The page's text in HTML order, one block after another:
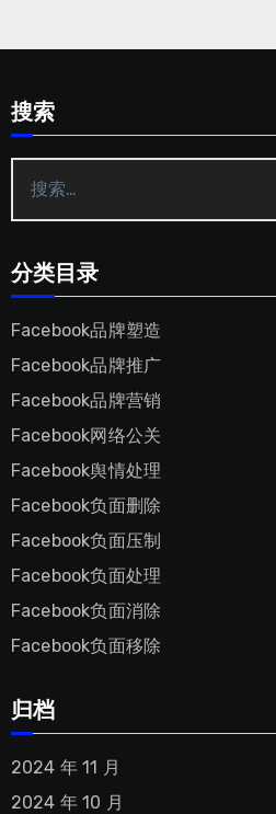
搜索
索：
分类目录
Facebook品牌塑造
Facebook品牌推广
Facebook品牌营销
Facebook网络公关
Facebook舆情处理
Facebook负面删除
Facebook负面压制
Facebook负面处理
Facebook负面消除
Facebook负面移除
归档
2024 年 11 月
2024 年 10 月